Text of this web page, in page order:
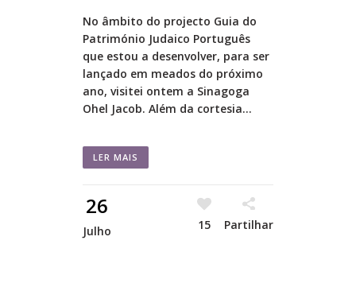
No âmbito do projecto Guia do
Património Judaico Português
que estou a desenvolver, para ser
lançado em meados do próximo
ano, visitei ontem a Sinagoga
Ohel Jacob. Além da cortesia...
LER MAIS
26
Julho 15 Partilhar